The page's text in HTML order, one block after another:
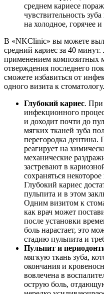
среднем кариесе
чувствительность
на холодное, горячее и
В «NKClinic» вы можете
средний кариес за 40
применением композитных
отверждения последнего
сможете избавиться от
одного визита к стоматологу.
Глубокий кариес. При
инфекционного
и доходит почти до
мягких тканей зуба
перегородка дентина.
реагирует на
механические
застревают в
сохраняться некоторое
Глубокий кариес
пульпита и в этом
Одним визитом к
как врач может
после установки
боль нарастает, это
стадию пульпита и
Пульпит и
мягкую ткань зуба,
окончания и
вовлечена в
острую боль,